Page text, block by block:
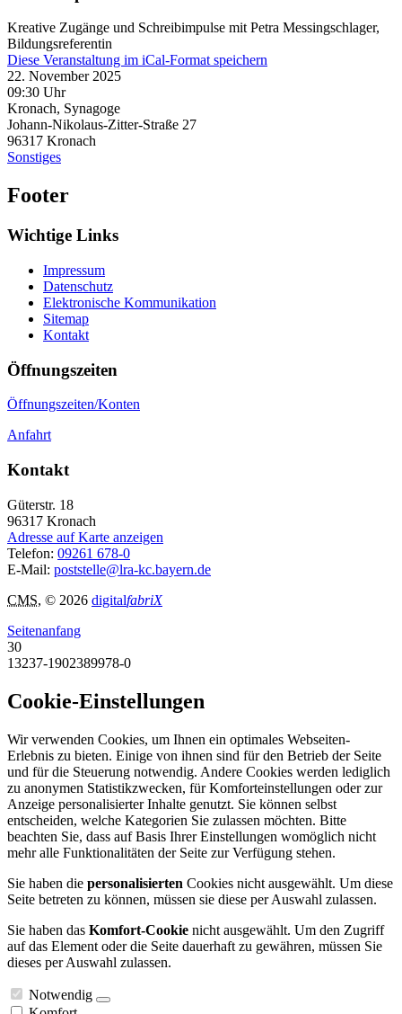
Kreative Zugänge und Schreibimpulse mit Petra Messingschlager,
Bildungsreferentin
Diese Veranstaltung im iCal-Format speichern
22. November 2025
09:30 Uhr
Kronach, Synagoge
Johann-Nikolaus-Zitter-Straße 27
96317 Kronach
Sonstiges
Footer
Wichtige Links
Impressum
Datenschutz
Elektronische Kommunikation
Sitemap
Kontakt
Öffnungszeiten
Öffnungszeiten/Konten
Anfahrt
Kontakt
Güterstr. 18
96317 Kronach
Adresse auf Karte anzeigen
Telefon: 09261 678-0
E-Mail: poststelle@lra-kc.bayern.de
CMS, © 2026 digitalfabriX
Seitenanfang
30
13237-1902389978-0
Cookie-Einstellungen
Wir verwenden Cookies, um Ihnen ein optimales Webseiten-
Erlebnis zu bieten. Einige von ihnen sind für den Betrieb der Seite
und für die Steuerung notwendig. Andere Cookies werden lediglich
zu anonymen Statistikzwecken, für Komforteinstellungen oder zur
Anzeige personalisierter Inhalte genutzt. Sie können selbst
entscheiden, welche Kategorien Sie zulassen möchten. Bitte
beachten Sie, dass auf Basis Ihrer Einstellungen womöglich nicht
mehr alle Funktionalitäten der Seite zur Verfügung stehen.
Sie haben die personalisierten Cookies nicht ausgewählt. Um diese
Seite betreten zu können, müssen sie diese per Auswahl zulassen.
Sie haben das Komfort-Cookie nicht ausgewählt. Um den Zugriff
auf das Element oder die Seite dauerhaft zu gewähren, müssen Sie
dieses per Auswahl zulassen.
Notwendig